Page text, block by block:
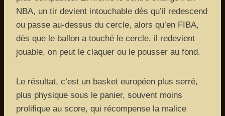
NBA, un tir devient intouchable dès qu’il redescend
ou passe au-dessus du cercle, alors qu’en FIBA,
dès que le ballon a touché le cercle, il redevient
jouable, on peut le claquer ou le pousser au fond.
Le résultat, c’est un basket européen plus serré,
plus physique sous le panier, souvent moins
prolifique au score, qui récompense la malice